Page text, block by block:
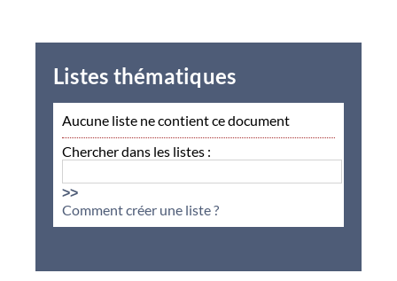
Listes thématiques
Aucune liste ne contient ce document
Chercher dans les listes :
>>
Comment créer une liste ?